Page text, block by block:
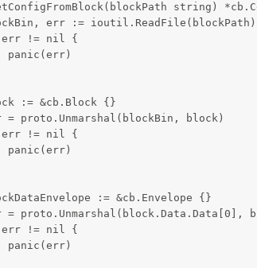
string)
err := ioutil.ReadFile(blockPath)
!= nil {
panic(err)
:= &cb.Block {}
= proto.Unmarshal(blockBin, block)
!= nil {
panic(err)
:= &cb.Envelope {}
= proto.Unmarshal(block.Data.Data[0],
!= nil {
panic(err)